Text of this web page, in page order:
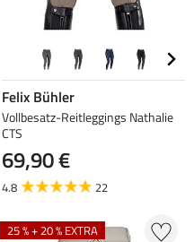
Felix Bühler
Vollbesatz-Reitleggings Nathalie
CTS
69,90 €
4.8 22
25 % + 20 % EXTRA